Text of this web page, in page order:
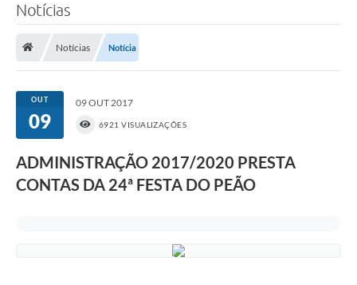
Portal da Transparência
Secretarias
Notícias
Notícias Notícia
OUT
09
09 OUT 2017
6921 VISUALIZAÇÕES
ADMINISTRAÇÃO 2017/2020 PRESTA
CONTAS DA 24ª FESTA DO PEÃO